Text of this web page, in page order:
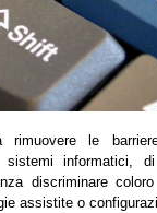
rimuovere le
sistemi informatici,
discriminare
assistite o